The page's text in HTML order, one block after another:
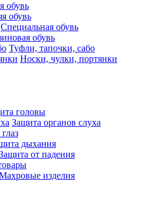
обувь
обувь
Специальная обувь
обувь
Туфли, тапочки, сабо
Носки, чулки, портянки
головы
Защита органов слуха
дыхания
от падения
изделия